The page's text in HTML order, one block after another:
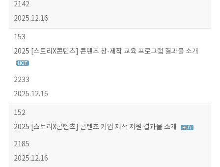
2142
2025.12.16
153
2025 [스토리X콘텐츠] 콘텐츠 창·제작 교육 프로그램 결과물 소개
2233
2025.12.16
152
2025 [스토리X콘텐츠] 콘텐츠 기업 제작 지원 결과물 소개
2185
2025.12.16